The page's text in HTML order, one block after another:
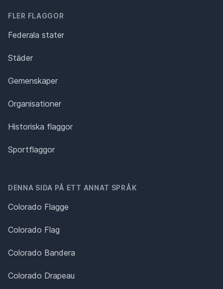
FLER FLAGGOR
Federala stater
Städer
Gemenskaper
Organisationer
Historiska flaggor
Sportflaggor
DENNA SIDA PÅ ETT ANNAT SPRÅK
Colorado Flagge
Colorado Flag
Colorado Bandera
Colorado Drapeau